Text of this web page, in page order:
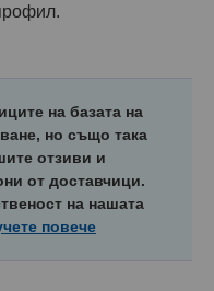
на базата на
но също така
отзиви и
от доставчици.
на нашата
повече